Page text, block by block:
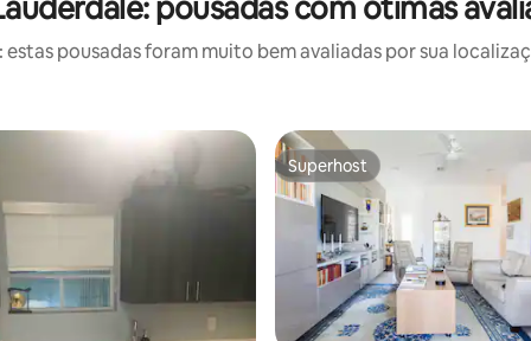
pousadas com ótimas
pousadas foram muito bem avaliadas por sua
Superhost
Superhost